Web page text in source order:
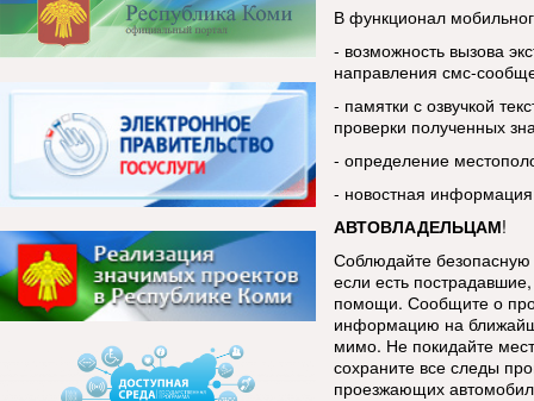
В функционал
- возможность вызова
направления смс-
- памятки с озвучкой
проверки полученных
- определение
- новостная
АВТОВЛАДЕЛЬЦАМ!
Соблюдайте
если есть
помощи. Сообщите о
информацию на
мимо. Не покидайте
сохраните все следы
проезжающих